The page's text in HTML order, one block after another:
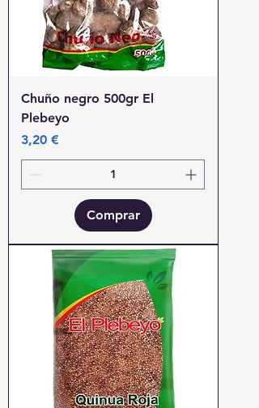
Chuño negro 500gr El
Plebeyo
Precio
3,20 €
Comprar